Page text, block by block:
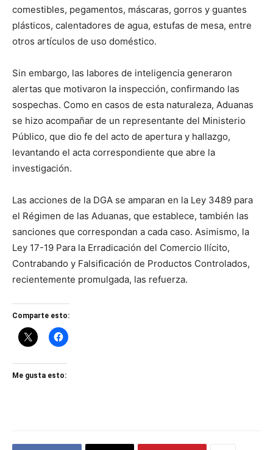
comestibles, pegamentos, máscaras, gorros y guantes
plásticos, calentadores de agua, estufas de mesa, entre
otros artículos de uso doméstico.
Sin embargo, las labores de inteligencia generaron
alertas que motivaron la inspección, confirmando las
sospechas. Como en casos de esta naturaleza, Aduanas
se hizo acompañar de un representante del Ministerio
Público, que dio fe del acto de apertura y hallazgo,
levantando el acta correspondiente que abre la
investigación.
Las acciones de la DGA se amparan en la Ley 3489 para
el Régimen de las Aduanas, que establece, también las
sanciones que correspondan a cada caso. Asimismo, la
Ley 17-19 Para la Erradicación del Comercio Ilícito,
Contrabando y Falsificación de Productos Controlados,
recientemente promulgada, las refuerza.
Comparte esto:
Me gusta esto: